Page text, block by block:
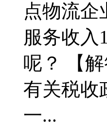
点物流企
服务收入
呢？ 【
有关税收
一...